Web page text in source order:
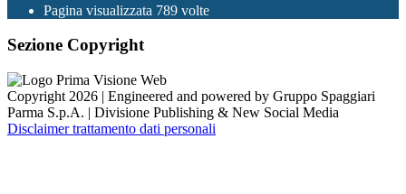
Pagina visualizzata 789 volte
Sezione Copyright
Copyright 2026 | Engineered and powered by Gruppo Spaggiari
Parma S.p.A. | Divisione Publishing & New Social Media
Disclaimer trattamento dati personali